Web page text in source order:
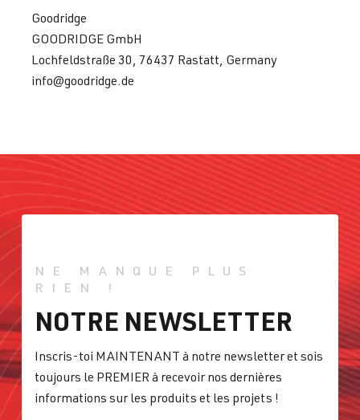
Goodridge
GOODRIDGE GmbH
Lochfeldstraße 30, 76437 Rastatt, Germany
info@goodridge.de
NE MANQUE PLUS
RIEN !
NOTRE NEWSLETTER
Inscris-toi MAINTENANT à notre newsletter et sois
toujours le PREMIER à recevoir nos dernières
informations sur les produits et les projets !